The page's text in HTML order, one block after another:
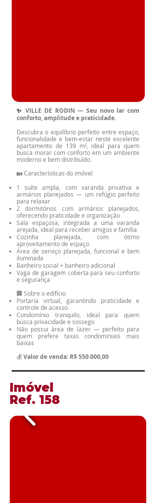
✨VILLE DE RODIN — Seu novo lar com
conforto, amplitude e praticidade.
Descubra o equilíbrio perfeito entre espaço,
funcionalidade e bem-estar neste excelente
apartamento de 139 m², ideal para quem
busca morar com conforto em um ambiente
moderno e bem distribuído.
🏡 Características do imóvel
1 suíte ampla, com varanda privativa e
armários planejados — um refúgio perfeito
para relaxar
2 dormitórios com armários planejados,
oferecendo praticidade e organização
Sala espaçosa, integrada a uma varanda
arejada, ideal para receber amigos e família
Cozinha planejada, com ótimo
aproveitamento de espaço
Área de serviço planejada, funcional e bem
iluminada
Banheiro social + banheiro adicional
Vaga de garagem coberta para seu conforto
e segurança
🏢 Sobre o edifício
Portaria virtual, garantindo praticidade e
controle de acesso
Condomínio tranquilo, ideal para quem
busca privacidade e sossego
Não possui área de lazer — perfeito para
quem prefere taxas condominiais mais
baixas
💰Valor de venda: R$ 550.000,00
​Imóvel
​Ref. 158